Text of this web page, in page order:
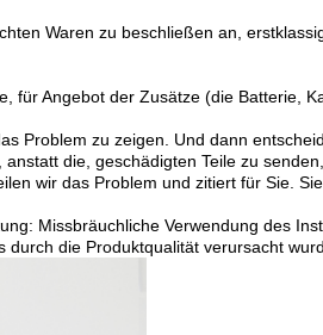
Waren zu beschließen an,
Angebot der Zusätze (die Batterie,
Problem zu zeigen. Und dann
die, geschädigten Teile zu
wir das Problem und zitiert für Sie.
Missbräuchliche Verwendung des
die Produktqualität verursacht